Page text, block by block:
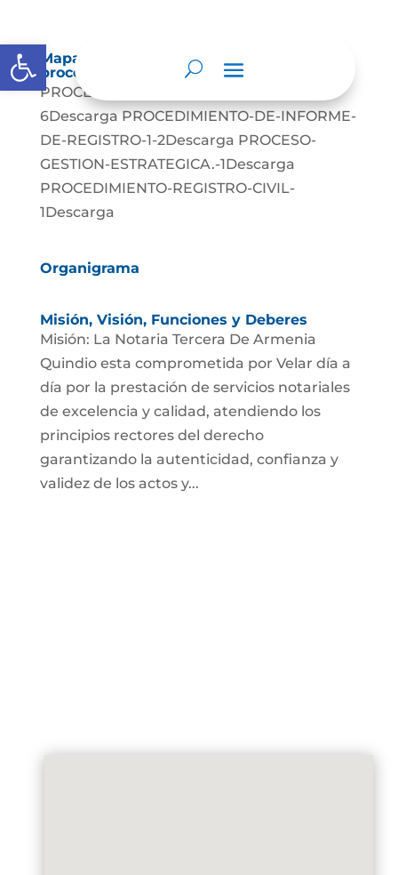
Abrir barra de herramientas
Mapas y cartas descriptivas de los
procesos
PROCEDIMIENTO-ESCRITURACION-1-
6Descarga PROCEDIMIENTO-DE-INFORME-
DE-REGISTRO-1-2Descarga PROCESO-
GESTION-ESTRATEGICA.-1Descarga
PROCEDIMIENTO-REGISTRO-CIVIL-
1Descarga
Organigrama
Misión, Visión, Funciones y Deberes
Misión: La Notaria Tercera De Armenia
Quindio esta comprometida por Velar día a
día por la prestación de servicios notariales
de excelencia y calidad, atendiendo los
principios rectores del derecho
garantizando la autenticidad, confianza y
validez de los actos y...